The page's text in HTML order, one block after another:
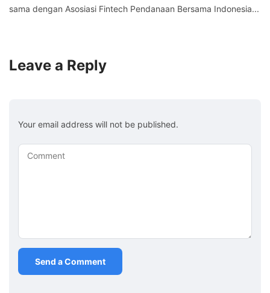
sama dengan Asosiasi Fintech Pendanaan Bersama Indonesia...
Leave a Reply
Your email address will not be published.
Comment